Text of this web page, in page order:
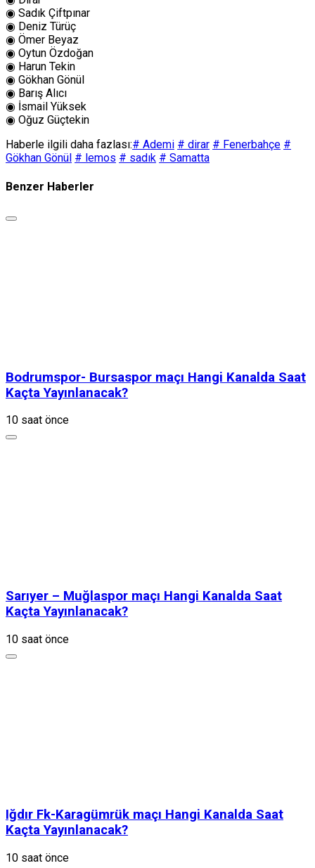
◉ Sadık Çiftpınar
◉ Deniz Türüç
◉ Ömer Beyaz
◉ Oytun Özdoğan
◉ Harun Tekin
◉ Gökhan Gönül
◉ Barış Alıcı
◉ İsmail Yüksek
◉ Oğuz Güçtekin
Haberle ilgili daha fazlası:# Ademi # dirar # Fenerbahçe #
Gökhan Gönül # lemos # sadık # Samatta
Benzer Haberler
Bodrumspor- Bursaspor maçı Hangi Kanalda Saat
Kaçta Yayınlanacak?
10 saat önce
Sarıyer – Muğlaspor maçı Hangi Kanalda Saat
Kaçta Yayınlanacak?
10 saat önce
Iğdır Fk-Karagümrük maçı Hangi Kanalda Saat
Kaçta Yayınlanacak?
10 saat önce